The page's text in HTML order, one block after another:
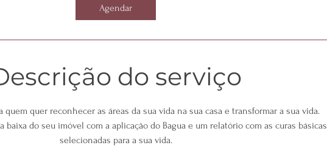
Agendar
do serviço
quem quer reconhecer as áreas da sua vida na sua casa e transformar a sua vida.
do seu imóvel com a aplicação do Bagua e um relatório com as curas básicas
selecionadas para a sua vida.